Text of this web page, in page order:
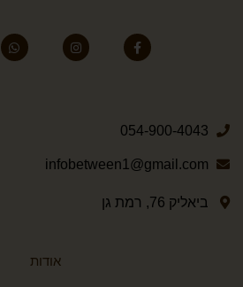
054-900-4043
infobetween1@gmail.com
ביאליק 76, רמת גן
אודות